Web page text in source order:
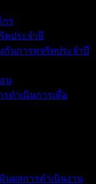
กร
ตประจำปี
กันการทุจริตประจำปี
น
ดำเนินการเพื่อ
นผลการดำเนินงาน